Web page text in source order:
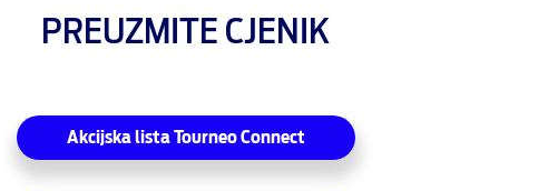
PREUZMITE CJENIK
Akcijska lista Tourneo Connect